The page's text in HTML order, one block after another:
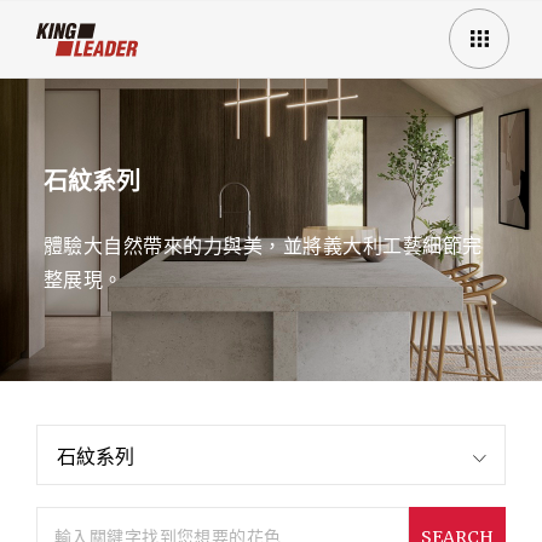
石紋系列
體驗大自然帶來的力與美，並將義大利工藝細節完
整展現。
石紋系列
SEARCH